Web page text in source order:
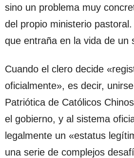
sino un problema muy
del propio ministerio
que entraña en la vida de un
Cuando el clero decide
oficialmente», es decir,
Patriótica de Católicos
el gobierno, y al sistema
legalmente un «estatus
una serie de complejos